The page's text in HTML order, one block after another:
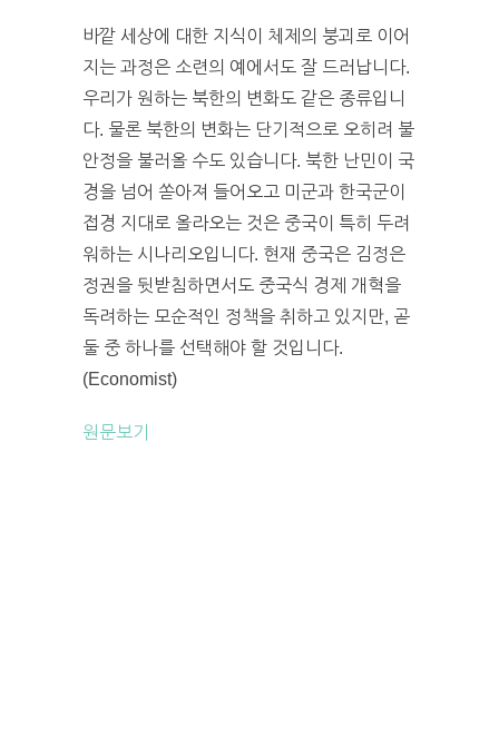
바깥 세상에 대한 지식이 체제의 붕괴로 이어
지는 과정은 소련의 예에서도 잘 드러납니다.
우리가 원하는 북한의 변화도 같은 종류입니
다. 물론 북한의 변화는 단기적으로 오히려 불
안정을 불러올 수도 있습니다. 북한 난민이 국
경을 넘어 쏟아져 들어오고 미군과 한국군이
접경 지대로 올라오는 것은 중국이 특히 두려
워하는 시나리오입니다. 현재 중국은 김정은
정권을 뒷받침하면서도 중국식 경제 개혁을
독려하는 모순적인 정책을 취하고 있지만, 곧
둘 중 하나를 선택해야 할 것입니다.
(Economist)
원문보기